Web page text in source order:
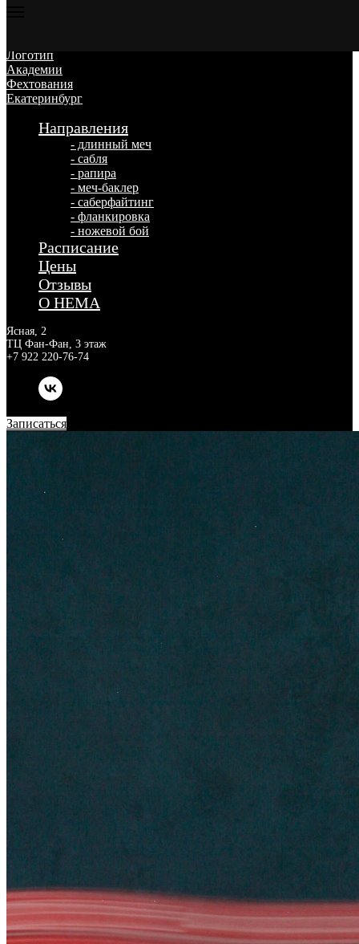
Направления
- длинный меч
- сабля
- рапира
- меч-баклер
- саберфайтинг
- фланкировка
- ножевой бой
Расписание
Цены
Отзывы
О HEMA
Ясная, 2
ТЦ Фан-Фан, 3 этаж
+7 922 220-76-74
Записаться